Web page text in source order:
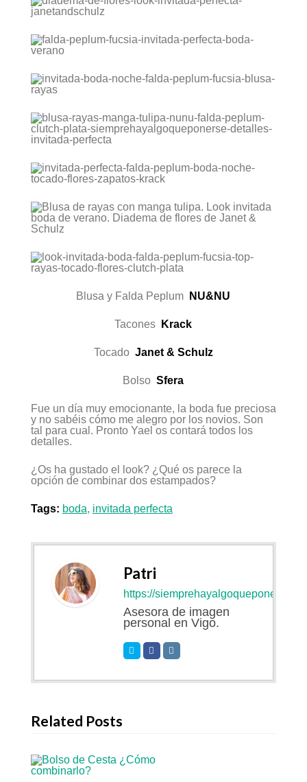
Blusa y Falda Peplum NU&NU
Tacones Krack
Tocado Janet & Schulz
BolsoSfera
Fue un día muy emocionante, la boda fue preciosa
y no sabéis cómo me alegro por los novios. Son
tal para cual. Pronto Yael os contará todos los
detalles.
¿Os ha gustado el look? ¿Qué os parece la
opción de combinar dos estampados?
Tags: boda, invitada perfecta
Patri
https://
Asesora de imagen
personal en Vigo.
Related Posts